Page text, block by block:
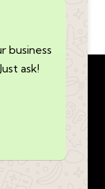
business
ask!